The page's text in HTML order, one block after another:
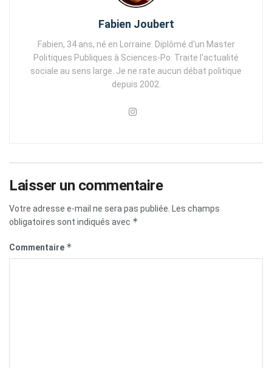
Fabien Joubert
Fabien, 34 ans, né en Lorraine. Diplômé d'un Master
Politiques Publiques à Sciences-Po. Traite l'actualité
sociale au sens large. Je ne rate aucun débat politique
depuis 2002.
Laisser un commentaire
Votre adresse e-mail ne sera pas publiée. Les champs
obligatoires sont indiqués avec *
Commentaire *